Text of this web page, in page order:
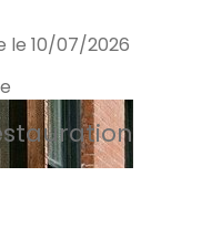
le 10/07/2026